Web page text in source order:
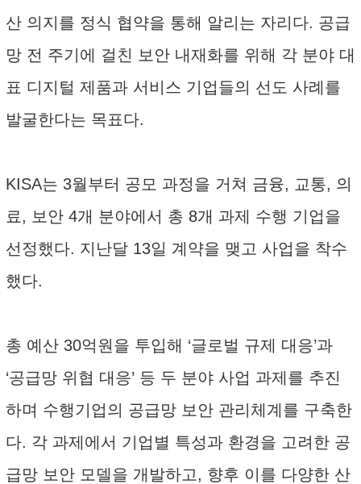
산 의지를 정식 협약을 통해 알리는 자리다. 공급
망 전 주기에 걸친 보안 내재화를 위해 각 분야 대
표 디지털 제품과 서비스 기업들의 선도 사례를
발굴한다는 목표다.
KISA는 3월부터 공모 과정을 거쳐 금융, 교통, 의
료, 보안 4개 분야에서 총 8개 과제 수행 기업을
선정했다. 지난달 13일 계약을 맺고 사업을 착수
했다.
총 예산 30억원을 투입해 ‘글로벌 규제 대응’과
‘공급망 위협 대응’ 등 두 분야 사업 과제를 추진
하며 수행기업의 공급망 보안 관리체계를 구축한
다. 각 과제에서 기업별 특성과 환경을 고려한 공
급망 보안 모델을 개발하고, 향후 이를 다양한 산